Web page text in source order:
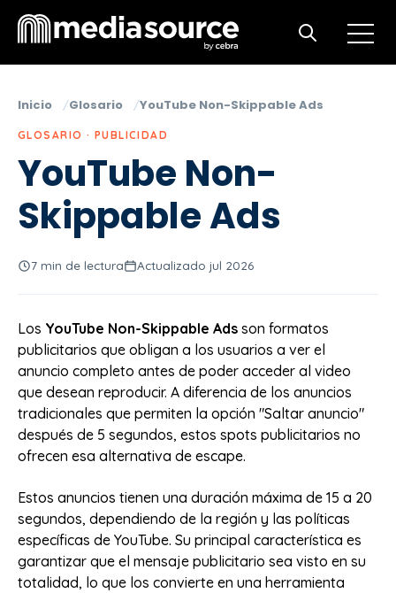
Open
Open search
Inicio Glosario YouTube Non-Skippable Ads
GLOSARIO · PUBLICIDAD
YouTube Non-
Skippable Ads
7 min de lectura Actualizado jul 2026
Los YouTube Non-Skippable Ads son formatos
publicitarios que obligan a los usuarios a ver el
anuncio completo antes de poder acceder al video
que desean reproducir. A diferencia de los anuncios
tradicionales que permiten la opción "Saltar anuncio"
después de 5 segundos, estos spots publicitarios no
ofrecen esa alternativa de escape.
Estos anuncios tienen una duración máxima de 15 a 20
segundos, dependiendo de la región y las políticas
específicas de YouTube. Su principal característica es
garantizar que el mensaje publicitario sea visto en su
totalidad, lo que los convierte en una herramienta